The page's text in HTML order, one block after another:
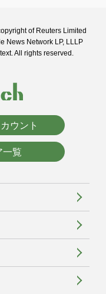
of Reuters Limited
News Network LP, LLLP
All rights reserved.
ウント
一覧